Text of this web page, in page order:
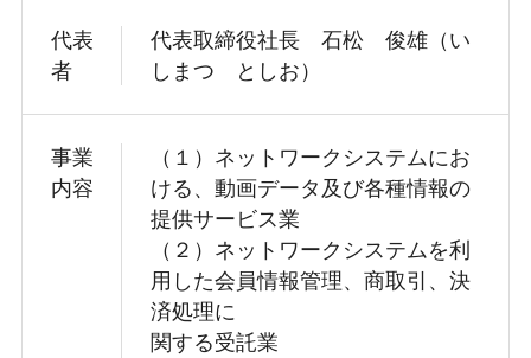
代表
者
代表取締役社長 石松 俊雄（い
しまつ としお）
事業
内容
（１）ネットワークシステムにお
ける、動画データ及び各種情報の
提供サービス業
（２）ネットワークシステムを利
用した会員情報管理、商取引、決
済処理に
関する受託業